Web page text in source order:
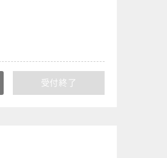
受付終了